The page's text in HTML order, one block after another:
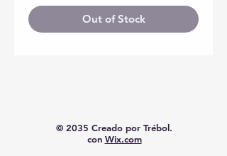
Out of Stock
© 2035 Creado por Trébol.
con Wix.com